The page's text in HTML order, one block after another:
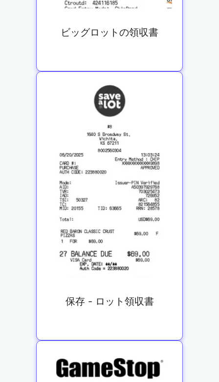
ビッグロットの領収書
保存 - ロット領収書